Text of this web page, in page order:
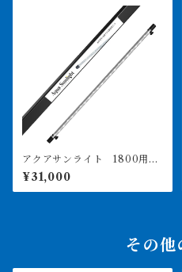
アクアサンライト 1800用
価格は送料込み PSE取得済
¥31,000
その他